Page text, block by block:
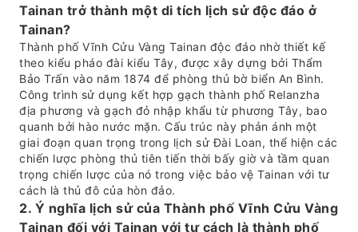
Tainan trở thành một di tích lịch sử độc đáo ở
Tainan?
Thành phố Vĩnh Cửu Vàng Tainan độc đáo nhờ thiết kế
theo kiểu pháo đài kiểu Tây, được xây dựng bởi Thẩm
Bảo Trấn vào năm 1874 để phòng thủ bờ biển An Bình.
Công trình sử dụng kết hợp gạch thành phố Relanzha
địa phương và gạch đỏ nhập khẩu từ phương Tây, bao
quanh bởi hào nước mặn. Cấu trúc này phản ánh một
giai đoạn quan trọng trong lịch sử Đài Loan, thể hiện các
chiến lược phòng thủ tiên tiến thời bấy giờ và tầm quan
trọng chiến lược của nó trong việc bảo vệ Tainan với tư
cách là thủ đô của hòn đảo.
2. Ý nghĩa lịch sử của Thành phố Vĩnh Cửu Vàng
Tainan đối với Tainan với tư cách là thành phố